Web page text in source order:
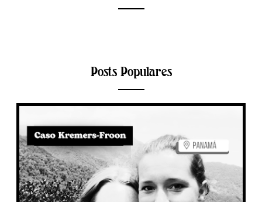
Posts Populares